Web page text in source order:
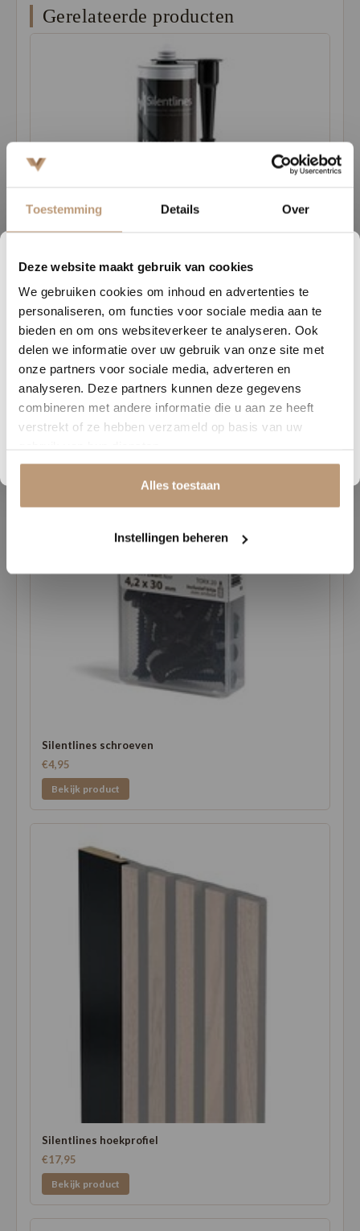
1
DAGEN
20
UREN
37
MINUTEN
32
SECONDEN
Nu tijdelijk 10% korting op
jouw vloer
Vraag snel een offerte aan en bespaar direct.
Bekijk plak PVC vloeren
Toestemming Details Over
Deze website maakt gebruik van cookies
We gebruiken cookies om inhoud en advertenties te
personaliseren, om functies voor sociale media aan te
bieden en om ons websiteverkeer te analyseren. Ook
delen we informatie over uw gebruik van onze site met
onze partners voor sociale media, adverteren en
analyseren. Deze partners kunnen deze gegevens
combineren met andere informatie die u aan ze heeft
verstrekt of ze hebben verzameld op basis van uw
Alles toestaan
Instellingen beheren
Gerelateerde producten
Silentlines montagekit zwart
€8,95
Bekijk product
Silentlines schroeven
€4,95
Bekijk product
Silentlines hoekprofiel
€17,95
Bekijk product